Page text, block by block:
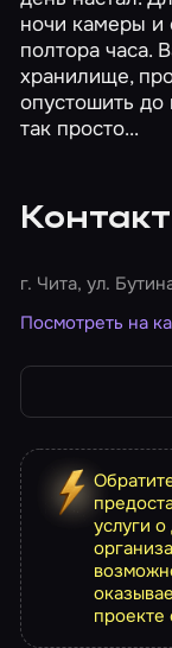
ночи камеры и
полтора часа.
хранилище,
опустошить до
так просто...
г. Чита, ул.
Посмотреть на
услуги
проекте